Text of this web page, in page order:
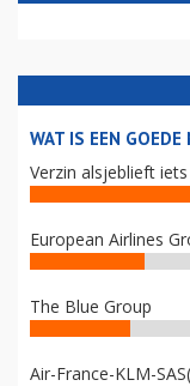
WAT IS EEN
Verzin alsjeblieft
European Airlines
The Blue Group
Air-France-KLM-